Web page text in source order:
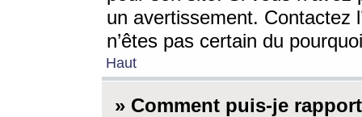
un avertissement. Contactez
n’êtes pas certain du
Haut
» Comment puis-je